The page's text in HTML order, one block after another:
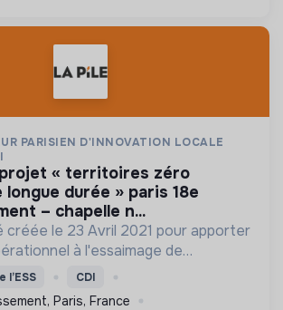
PARISIEN D'INNOVATION LOCALE
longue durée » paris 18e
– chapelle n...
créée le 23 Avril 2021 pour apporter
à l'essaimage de
"Territoires Zéro Chômeur de
à Paris
CDI
Paris, France